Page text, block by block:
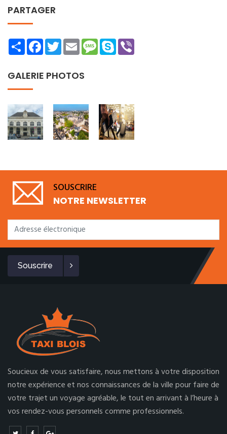
PARTAGER
ShareFacebookTwitterEmailMessage
Skype
GALERIE PHOTOS
SOUSCRIRE
NOTRE NEWSLETTER
Souscrire
Soucieux de vous satisfaire, nous mettons à votre disposition
notre expérience et nos connaissances de la ville pour faire de
votre trajet un voyage agréable, le tout en arrivant à l’heure à
vos rendez-vous personnels comme professionnels.